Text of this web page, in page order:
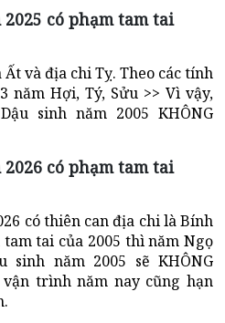
có phạm tam tai
và địa chi Tỵ. Theo các tính
năm Hợi, Tý, Sửu >> Vì vậy,
sinh năm 2005 KHÔNG
có phạm tam tai
có thiên can địa chi là Bính
tai của 2005 thì năm Ngọ
sinh năm 2005 sẽ KHÔNG
vận trình năm nay cũng hạn